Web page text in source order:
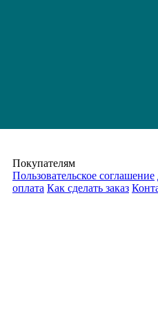
Покупателям
Пользовательское соглашение
оплата Как сделать заказ